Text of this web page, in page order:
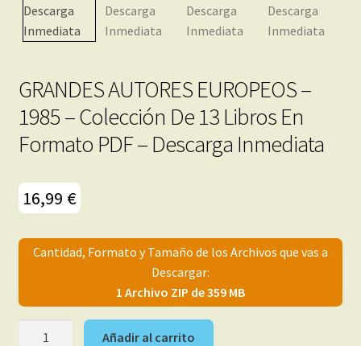
menú
hijo
Mi cuenta
GRANDES AUTORES EUROPEOS –
1985 – Colección De 13 Libros En
Formato PDF – Descarga Inmediata
16,99 €
Cantidad, Formato y Tamaño de los Archivos que vas a
Descargar:
1 Archivo ZIP de 359 MB
Añadir al carrito